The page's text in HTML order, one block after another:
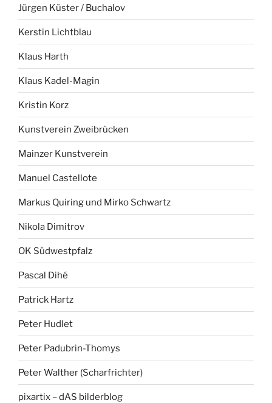
Jürgen Küster / Buchalov
Kerstin Lichtblau
Klaus Harth
Klaus Kadel-Magin
Kristin Korz
Kunstverein Zweibrücken
Mainzer Kunstverein
Manuel Castellote
Markus Quiring und Mirko Schwartz
Nikola Dimitrov
OK Südwestpfalz
Pascal Dihé
Patrick Hartz
Peter Hudlet
Peter Padubrin-Thomys
Peter Walther (Scharfrichter)
pixartix – dAS bilderblog